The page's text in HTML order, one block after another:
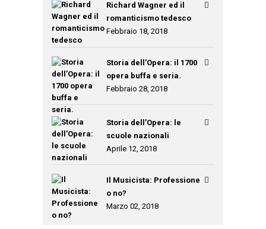
Richard Wagner ed il
romanticismo tedesco
Febbraio 18, 2018
Storia dell’Opera: il 1700
opera buffa e seria.
Febbraio 28, 2018
Storia dell’Opera: le
scuole nazionali
Aprile 12, 2018
Il Musicista: Professione
o no?
Marzo 02, 2018